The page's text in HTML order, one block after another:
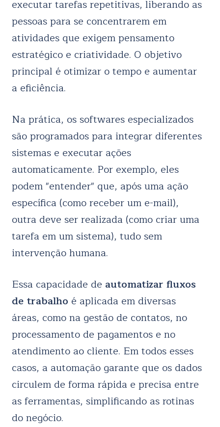
executar tarefas repetitivas, liberando as
pessoas para se concentrarem em
atividades que exigem pensamento
estratégico e criatividade. O objetivo
principal é otimizar o tempo e aumentar
a eficiência.
Na prática, os softwares especializados
são programados para integrar diferentes
sistemas e executar ações
automaticamente. Por exemplo, eles
podem "entender" que, após uma ação
específica (como receber um e-mail),
outra deve ser realizada (como criar uma
tarefa em um sistema), tudo sem
intervenção humana.
Essa capacidade de automatizar fluxos
de trabalho é aplicada em diversas
áreas, como na gestão de contatos, no
processamento de pagamentos e no
atendimento ao cliente. Em todos esses
casos, a automação garante que os dados
circulem de forma rápida e precisa entre
as ferramentas, simplificando as rotinas
do negócio.